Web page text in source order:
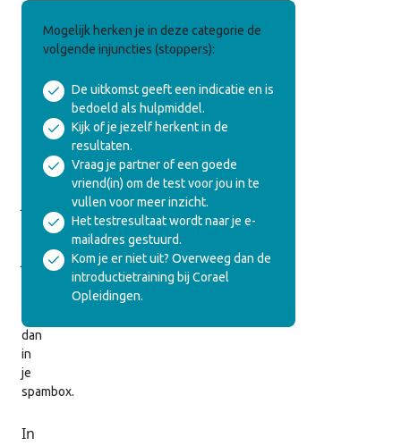
Veelgebruikte
Egotoestanden
gemaild.
dan
in
je
spambox.
In
Mogelijk herken je in deze categorie de
volgende injuncties (stoppers):
De uitkomst geeft een indicatie en is
bedoeld als hulpmiddel.
Kijk of je jezelf herkent in de
resultaten.
Vraag je partner of een goede
vriend(in) om de test voor jou in te
vullen voor meer inzicht.
Het testresultaat wordt naar je e-
mailadres gestuurd.
Kom je er niet uit? Overweeg dan de
introductietraining bij Corael
Opleidingen.